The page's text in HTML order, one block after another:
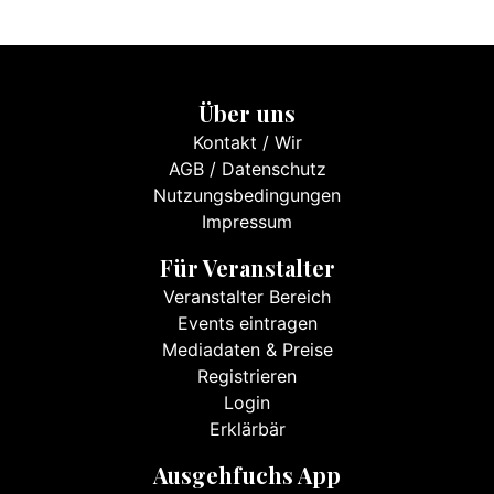
Über uns
Kontakt / Wir
AGB/ Datenschutz
Nutzungsbedingungen
Impressum
Für Veranstalter
Veranstalter Bereich
Events eintragen
Mediadaten & Preise
Registrieren
Login
Erklärbär
Ausgehfuchs App